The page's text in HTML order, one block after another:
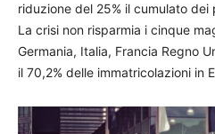
riduzione del 25% il cumulato
La crisi non risparmia i cinque
Germania, Italia, Francia Regno
il 70,2% delle immatricolazioni in